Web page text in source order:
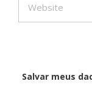
Salvar meus